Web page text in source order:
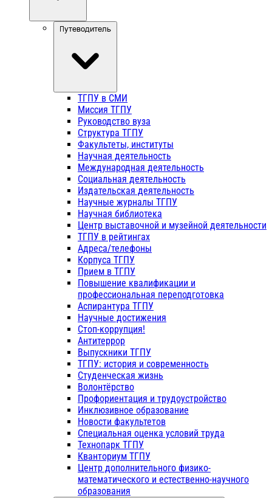
Путеводитель
ТГПУ в СМИ
Миссия ТГПУ
Руководство вуза
Структура ТГПУ
Факультеты, институты
Научная деятельность
Международная деятельность
Социальная деятельность
Издательская деятельность
Научные журналы ТГПУ
Научная библиотека
Центр выставочной и музейной деятельности
ТГПУ в рейтингах
Адреса/телефоны
Корпуса ТГПУ
Прием в ТГПУ
Повышение квалификации и
профессиональная переподготовка
Аспирантура ТГПУ
Научные достижения
Стоп-коррупция!
Антитеррор
Выпускники ТГПУ
ТГПУ: история и современность
Студенческая жизнь
Волонтёрство
Профориентация и трудоустройство
Инклюзивное образование
Новости факультетов
Специальная оценка условий труда
Технопарк ТГПУ
Кванториум ТГПУ
Центр дополнительного физико-
математического и естественно-научного
образования